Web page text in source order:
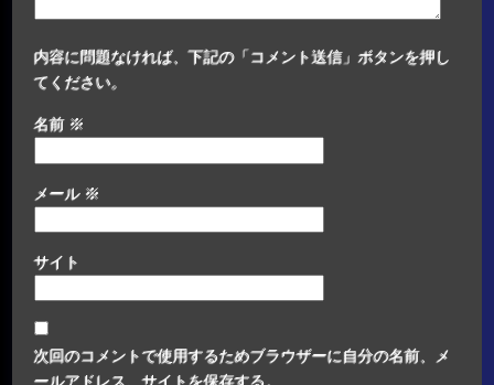
内容に問題なければ、下記の「コメント送信」ボタンを押し
てください。
名前 ※
メール ※
サイト
次回のコメントで使用するためブラウザーに自分の名前、メ
ールアドレス、サイトを保存する。